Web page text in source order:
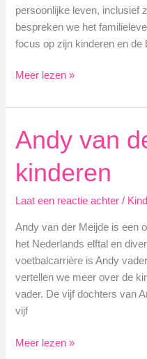
persoonlijke leven, inclusief
bespreken we het
focus op zijn kinderen en de
Def
kinderen
Meer lezen »
Andy van
kinderen
Laat een reactie achter /
Andy van der Meijde is een
het Nederlands elftal en
voetbalcarrière is Andy
vertellen we meer over de
vader. De vijf dochters van
vijf
Andy
Meer lezen »